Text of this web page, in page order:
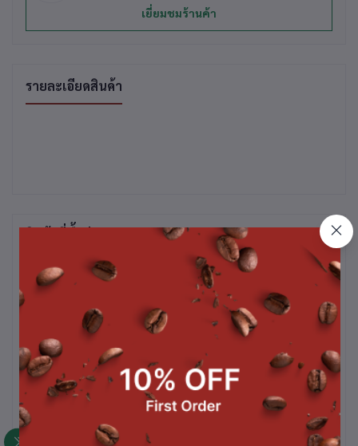
เยี่ยมชมร้านค้า
รายละเอียดสินค้า
ไวท์มอล 600 g
฿190.00